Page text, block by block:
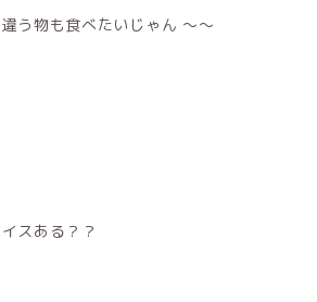
う物も食べたいじゃん 〜〜
スある？？